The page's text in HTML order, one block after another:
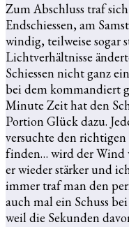
Zum Abschluss traf
Endschiessen, am
windig, teilweise sogar
Lichtverhältnisse
Schiessen nicht ganz
bei dem kommandiert
Minute Zeit hat den
Portion Glück dazu.
versuchte den
finden… wird der Wind
er wieder stärker und
immer traf man den
auch mal ein Schuss
weil die Sekunden